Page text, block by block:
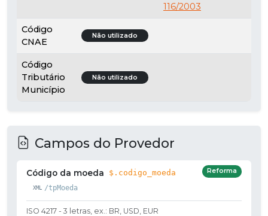
116/2003
Código
CNAE
Não utilizado
Código
Tributário
Município
Não utilizado
Campos do Provedor
Código da moeda $.codigo_moeda
/tpMoeda
Reforma
ISO 4217 - 3 letras, ex.: BR, USD, EUR